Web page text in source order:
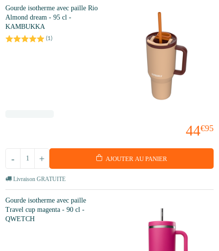
Gourde isotherme avec paille Rio
Almond dream - 95 cl -
KAMBUKKA
(1)
44€95
+
- AJOUTER AU PANIER
Livraison GRATUITE
Gourde isotherme avec paille
Travel cup magenta - 90 cl -
QWETCH